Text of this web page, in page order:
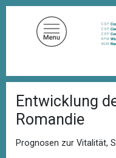
D
f
a
d
a
Entwicklung
Romandie
Prognosen zur Vitalität,